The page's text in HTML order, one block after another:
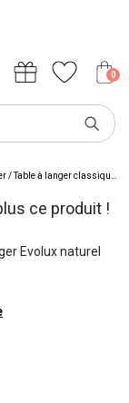
0
/Table à langer classique
ce produit !
Evolux naturel